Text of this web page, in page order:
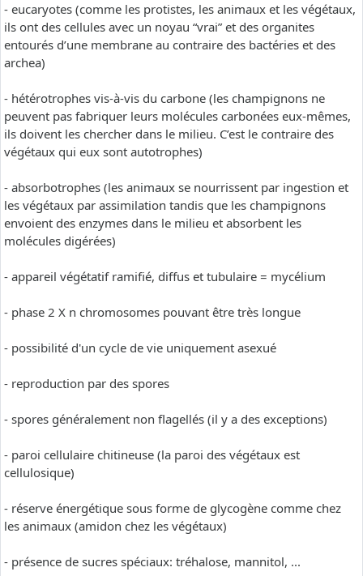
- eucaryotes (comme les protistes, les animaux et les végétaux,
ils ont des cellules avec un noyau “vrai” et des organites
entourés d’une membrane au contraire des bactéries et des
archea)
- hétérotrophes vis-à-vis du carbone (les champignons ne
peuvent pas fabriquer leurs molécules carbonées eux-mêmes,
ils doivent les chercher dans le milieu. C’est le contraire des
végétaux qui eux sont autotrophes)
- absorbotrophes (les animaux se nourrissent par ingestion et
les végétaux par assimilation tandis que les champignons
envoient des enzymes dans le milieu et absorbent les
molécules digérées)
- appareil végétatif ramifié, diffus et tubulaire = mycélium
- phase 2 X n chromosomes pouvant être très longue
- possibilité d'un cycle de vie uniquement asexué
- reproduction par des spores
- spores généralement non flagellés (il y a des exceptions)
- paroi cellulaire chitineuse (la paroi des végétaux est
cellulosique)
- réserve énergétique sous forme de glycogène comme chez
les animaux (amidon chez les végétaux)
- présence de sucres spéciaux: tréhalose, mannitol, ...